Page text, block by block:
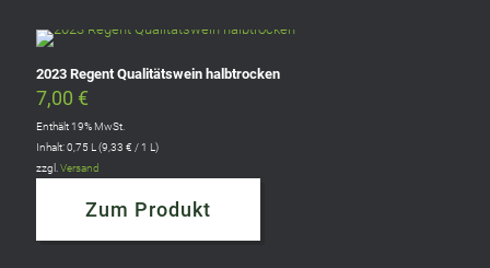
2023 Regent Qualitätswein halbtrocken
7,00 €
Enthält 19% MwSt.
Inhalt: 0,75 L (9,33 € / 1 L)
zzgl.Versand
Zum Produkt